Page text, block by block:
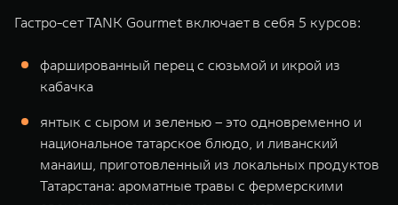
Гастро-сет TANK Gourmet включает в себя 5 курсов:
фаршированный перец с сюзьмой и икрой из
кабачка
янтык с сыром и зеленью – это одновременно и
национальное татарское блюдо, и ливанский
манаиш, приготовленный из локальных продуктов
Татарстана: ароматные травы с фермерскими